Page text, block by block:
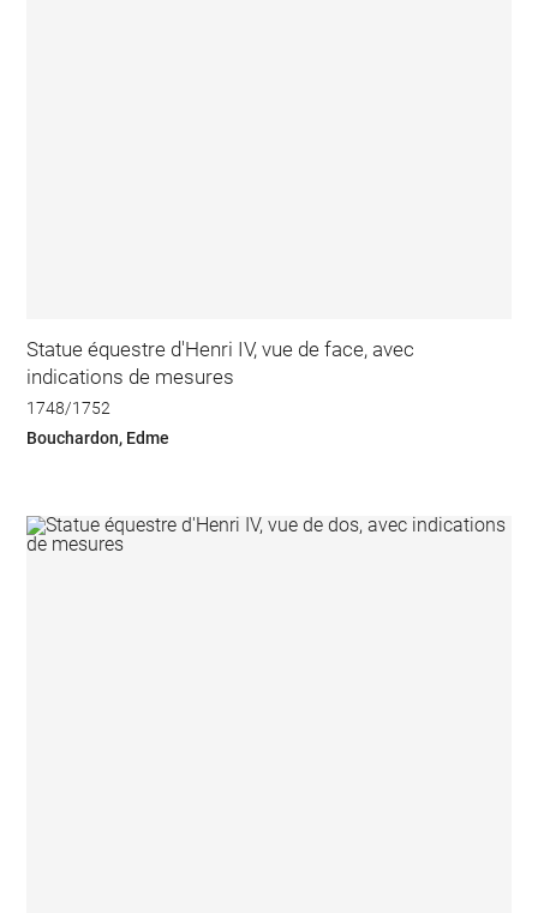
Statue équestre d'Henri IV, vue de face, avec
indications de mesures
1748/1752
Bouchardon, Edme